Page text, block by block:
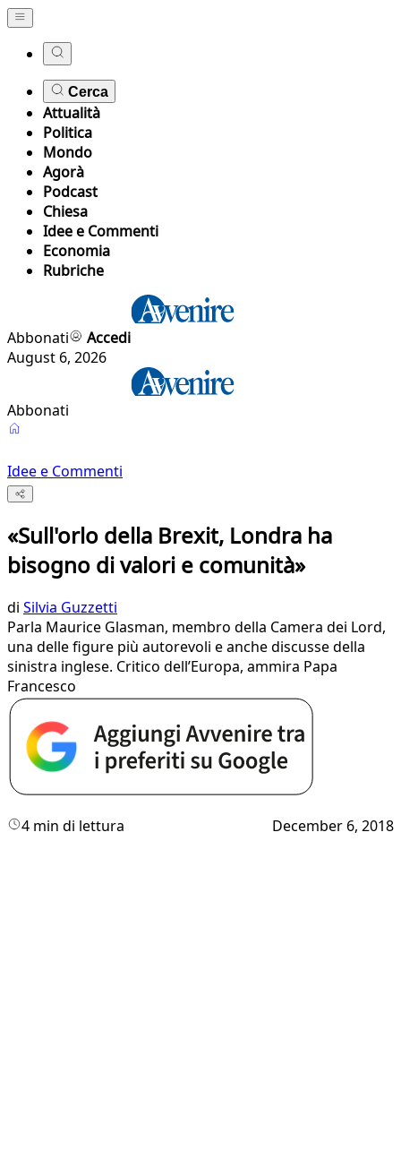
Cerca
Attualità
Politica
Mondo
Agorà
Podcast
Chiesa
Idee e Commenti
Economia
Rubriche
Abbonati
Accedi
August 6, 2026
Abbonati
Idee e Commenti
«Sull'orlo della Brexit, Londra ha
bisogno di valori e comunità»
di Silvia Guzzetti
Parla Maurice Glasman, membro della Camera dei Lord,
una delle figure più autorevoli e anche discusse della
sinistra inglese. Critico dell’Europa, ammira Papa
Francesco
4 min di lettura December 6, 2018